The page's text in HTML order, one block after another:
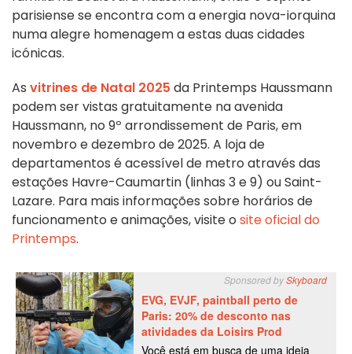
parisiense se encontra com a energia nova-iorquina
numa alegre homenagem a estas duas cidades
icónicas.
As vitrines de Natal 2025 da Printemps Haussmann
podem ser vistas gratuitamente na avenida
Haussmann, no 9º arrondissement de Paris, em
novembro e dezembro de 2025. A loja de
departamentos é acessível de metro através das
estações Havre-Caumartin (linhas 3 e 9) ou Saint-
Lazare. Para mais informações sobre horários de
funcionamento e animações, visite o site oficial do
Printemps.